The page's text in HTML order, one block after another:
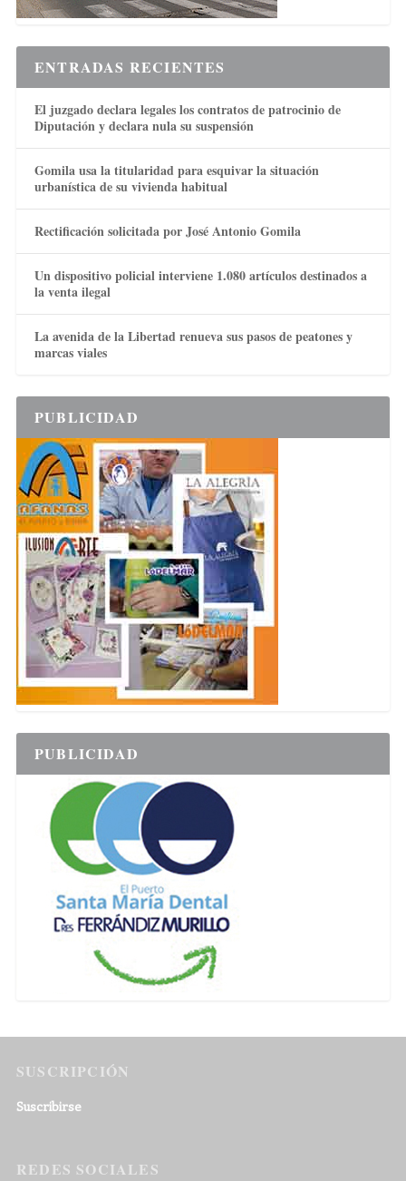
ENTRADAS RECIENTES
El juzgado declara legales los contratos de patrocinio de
Diputación y declara nula su suspensión
Gomila usa la titularidad para esquivar la situación
urbanística de su vivienda habitual
Rectificación solicitada por José Antonio Gomila
Un dispositivo policial interviene 1.080 artículos destinados a
la venta ilegal
La avenida de la Libertad renueva sus pasos de peatones y
marcas viales
PUBLICIDAD
PUBLICIDAD
SUSCRIPCIÓN
Suscribirse
REDES SOCIALES